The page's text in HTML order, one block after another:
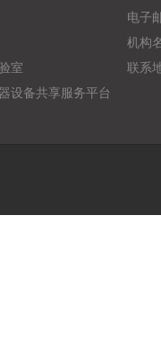
室
设备共享服务平台
电子
机构
联系